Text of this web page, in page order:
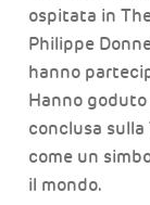
ospitata in
Philippe
hanno
Hanno goduto
conclusa sulla
come un
il mondo.